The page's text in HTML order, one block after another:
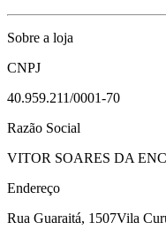
Sobre a loja
CNPJ
40.959.211/0001-70
Razão Social
VITOR SOARES DA
Endereço
Rua Guaraitá, 1507Vila